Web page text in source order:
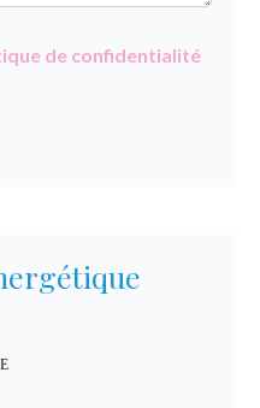
de confidentialité